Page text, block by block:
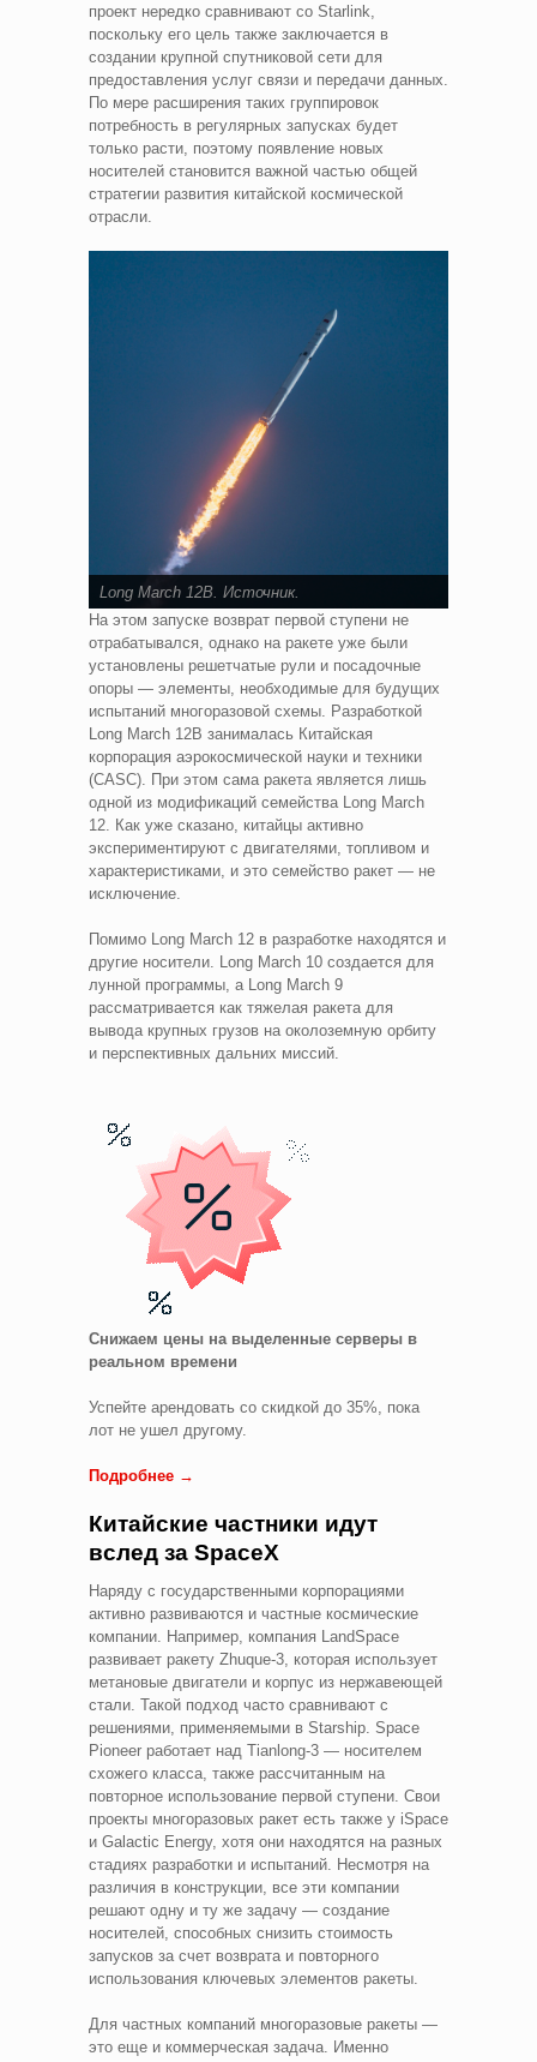
проект нередко сравнивают со Starlink,
поскольку его цель также заключается в
создании крупной спутниковой сети для
предоставления услуг связи и передачи данных.
По мере расширения таких группировок
потребность в регулярных запусках будет
только расти, поэтому появление новых
носителей становится важной частью общей
стратегии развития китайской космической
отрасли.
Long March 12B. Источник.
На этом запуске возврат первой ступени не
отрабатывался, однако на ракете уже были
установлены решетчатые рули и посадочные
опоры — элементы, необходимые для будущих
испытаний многоразовой схемы. Разработкой
Long March 12B занималась Китайская
корпорация аэрокосмической науки и техники
(CASC). При этом сама ракета является лишь
одной из модификаций семейства Long March
12. Как уже сказано, китайцы активно
экспериментируют с двигателями, топливом и
характеристиками, и это семейство ракет — не
исключение.
Помимо Long March 12 в разработке находятся и
другие носители. Long March 10 создается для
лунной программы, а Long March 9
рассматривается как тяжелая ракета для
вывода крупных грузов на околоземную орбиту
и перспективных дальних миссий.
Снижаем цены на выделенные серверы в
реальном времени
Успейте арендовать со скидкой до 35%, пока
лот не ушел другому.
Подробнее →
Китайские частники идут
вслед за SpaceX
Наряду с государственными корпорациями
активно развиваются и частные космические
компании. Например, компания LandSpace
развивает ракету Zhuque-3, которая использует
метановые двигатели и корпус из нержавеющей
стали. Такой подход часто сравнивают с
решениями, применяемыми в Starship. Space
Pioneer работает над Tianlong-3 — носителем
схожего класса, также рассчитанным на
повторное использование первой ступени. Свои
проекты многоразовых ракет есть также у iSpace
и Galactic Energy, хотя они находятся на разных
стадиях разработки и испытаний. Несмотря на
различия в конструкции, все эти компании
решают одну и ту же задачу — создание
носителей, способных снизить стоимость
запусков за счет возврата и повторного
использования ключевых элементов ракеты.
Для частных компаний многоразовые ракеты —
это еще и коммерческая задача. Именно